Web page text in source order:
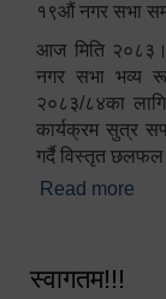
१९औं नगर सभा
आज मिति
नगर सभा भव्य
२०८३/८४का
कार्यक्रम सुत्र
गर्दै विस्तृत छलफल
Read more
स्वागतम!!!